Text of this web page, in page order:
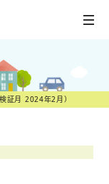
証月 2024年2月）